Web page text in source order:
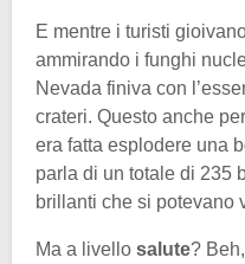
E mentre i turisti
ammirando i funghi
Nevada finiva con
crateri. Questo anche
era fatta esplodere una
parla di un totale di 235
brillanti che si potevano
Ma a livello salute?